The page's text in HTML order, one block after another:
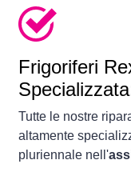
Frigoriferi
Tutte le nostre
altamente
pluriennale nell'